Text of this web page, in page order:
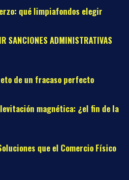
qué limpiafondos elegir08
SANCIONES ADMINISTRATIVAS
de un fracaso perfecto
magnética: ¿el fin de la
que el Comercio Físico